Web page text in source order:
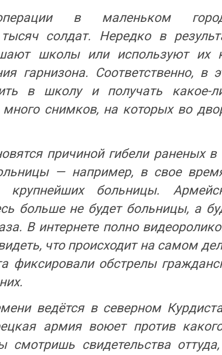
в маленьком
солдат. Нередко в
школы или используют их
гарнизона. Соответственно, в
в школу и получать какое-
снимков, на которых во
причиной гибели раненых в
— например, в свое
больницы.
больше не будет больницы, а
В интернете полно
что происходит на самом
фиксировали обстрелы
ведётся в северном
армия воюет против
смотришь свидетельства